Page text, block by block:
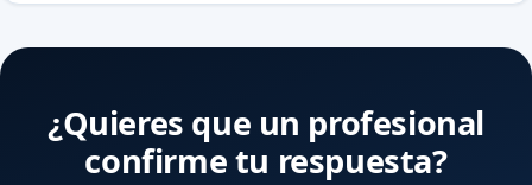
¿Quieres que un profesional
confirme tu respuesta?